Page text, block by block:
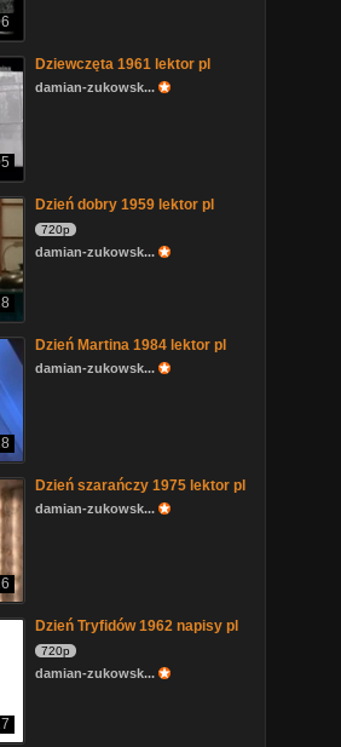
Dziewczęta 1961 lektor pl
damian-zukowsk...
Dzień dobry 1959 lektor pl
720p
damian-zukowsk...
Dzień Martina 1984 lektor pl
damian-zukowsk...
Dzień szarańczy 1975 lektor pl
damian-zukowsk...
Dzień Tryfidów 1962 napisy pl
720p
damian-zukowsk...